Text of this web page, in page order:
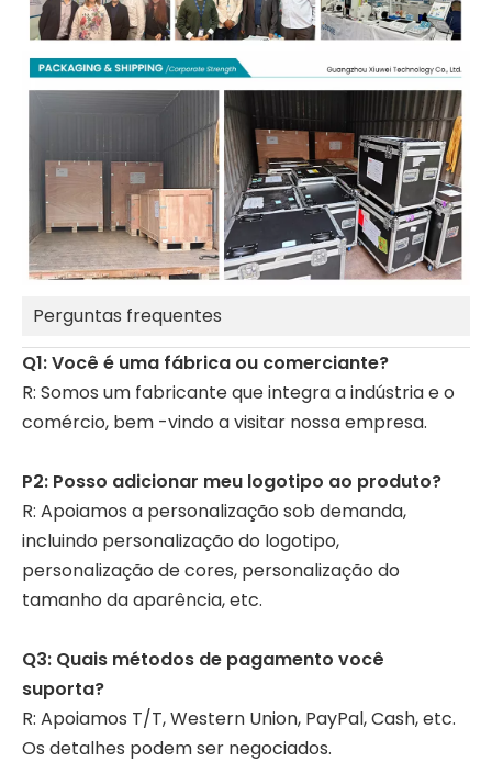
Perguntas frequentes
Q1: Você é uma fábrica ou comerciante?
R: Somos um fabricante que integra a indústria e o
comércio, bem -vindo a visitar nossa empresa.
P2: Posso adicionar meu logotipo ao produto?
R: Apoiamos a personalização sob demanda,
incluindo personalização do logotipo,
personalização de cores, personalização do
tamanho da aparência, etc.
Q3: Quais métodos de pagamento você
suporta?
R: Apoiamos T/T, Western Union, PayPal, Cash, etc.
Os detalhes podem ser negociados.